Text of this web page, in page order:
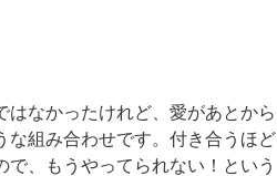
なかったけれど、愛があとから
な組み合わせです。付き合うほど
、もうやってられない！という